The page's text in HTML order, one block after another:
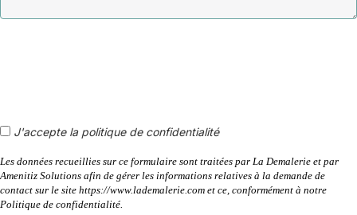
J'accepte la politique de confidentialité
Les données recueillies sur ce formulaire sont traitées par La Demalerie et par
Amenitiz Solutions afin de gérer les informations relatives à la demande de
contact sur le site https://www.lademalerie.com et ce, conformément à notre
Politique de confidentialité.